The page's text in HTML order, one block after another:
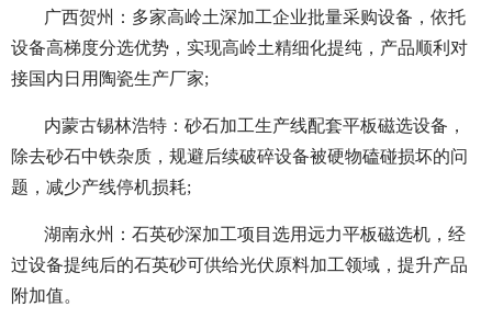
广西贺州：多家高岭土深加工企业批量采购设备，依托
设备高梯度分选优势，实现高岭土精细化提纯，产品顺利对
接国内日用陶瓷生产厂家;
内蒙古锡林浩特：砂石加工生产线配套平板磁选设备，
除去砂石中铁杂质，规避后续破碎设备被硬物磕碰损坏的问
题，减少产线停机损耗;
湖南永州：石英砂深加工项目选用远力平板磁选机，经
过设备提纯后的石英砂可供给光伏原料加工领域，提升产品
附加值。